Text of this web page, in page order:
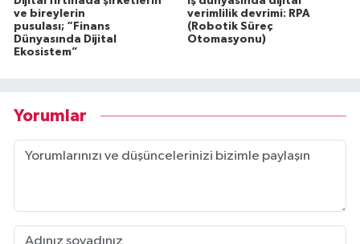
ve bireylerin
pusulası; “Finans
Dünyasında Dijital
Ekosistem”
verimlilik devrimi: RPA
(Robotik Süreç
Otomasyonu)
Yorumlar